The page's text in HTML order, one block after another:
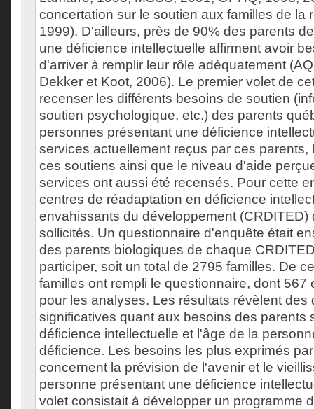
concertation sur le soutien aux familles de la
1999). D'ailleurs, près de 90% des parents
une déficience intellectuelle affirment avoir
d'arriver à remplir leur rôle adéquatement
Dekker et Koot, 2006). Le premier volet de
recenser les différents besoins de soutien
soutien psychologique, etc.) des parents
personnes présentant une déficience
services actuellement reçus par ces parents,
ces soutiens ainsi que le niveau d'aide
services ont aussi été recensés. Pour cette
centres de réadaptation en déficience
envahissants du développement (CRDITED)
sollicités. Un questionnaire d'enquête était
des parents biologiques de chaque
participer, soit un total de 2795 familles. De
familles ont rempli le questionnaire, dont 567
pour les analyses. Les résultats révèlent des
significatives quant aux besoins des parents
déficience intellectuelle et l'âge de la
déficience. Les besoins les plus exprimés
concernent la prévision de l'avenir et le
personne présentant une déficience
volet consistait à développer un programme